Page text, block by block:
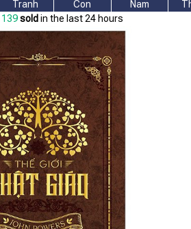
Tranh
Con
Nam
139 sold in the last 24 hours